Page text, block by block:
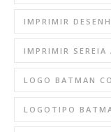
IMPRIMIR
IMPRIMIR SEREIA
LOGO BATMAN
LOGOTIPO